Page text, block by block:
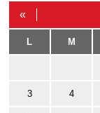
«
L M
3 4